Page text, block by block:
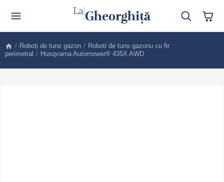
/ Roboți de tuns gazon / Roboti de tuns gazonu cu fir
perimetral / Husqvarna Automower® 435X AWD